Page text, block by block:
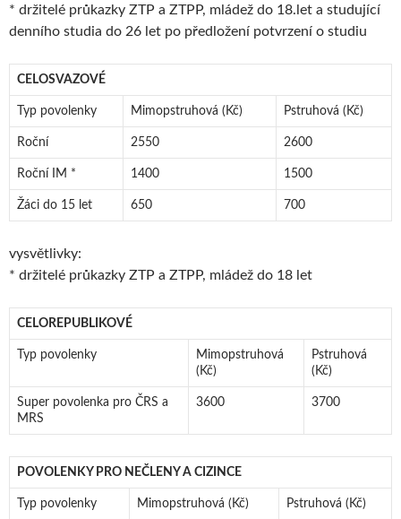
* držitelé průkazky ZTP a ZTPP, mládež do 18.let a studující
denního studia do 26 let po předložení potvrzení o studiu
CELOSVAZOVÉ
Typ povolenky Mimopstruhová (Kč) Pstruhová (Kč)
Roční 2550 2600
Roční IM * 1400 1500
Žáci do 15 let 650 700
vysvětlivky:
* držitelé průkazky ZTP a ZTPP, mládež do 18 let
CELOREPUBLIKOVÉ
Typ povolenky
Mimopstruhová
(Kč)
Pstruhová
(Kč)
Super povolenka pro ČRS a
MRS
3600 3700
POVOLENKY PRO NEČLENY A CIZINCE
Typ povolenky Mimopstruhová (Kč) Pstruhová (Kč)